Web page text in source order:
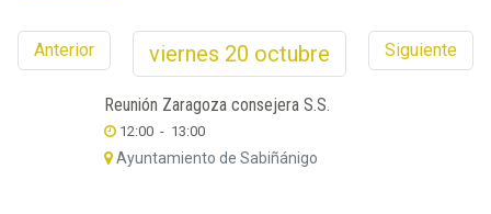
Anterior viernes 20 octubre Siguiente
Reunión Zaragoza consejera S.S.
12:00 - 13:00
Ayuntamiento de Sabiñánigo